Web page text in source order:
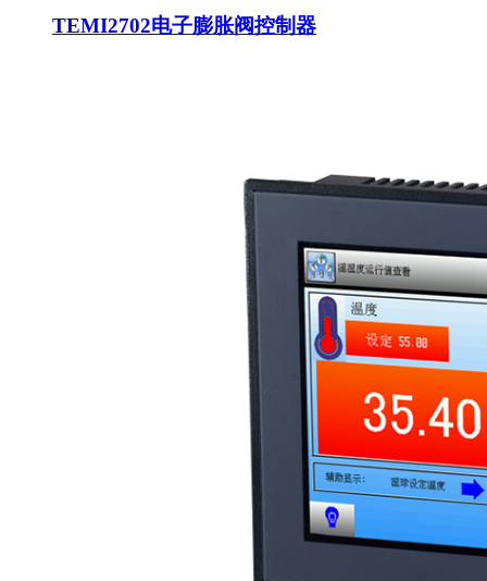
TEMI2702电子膨胀阀控制器